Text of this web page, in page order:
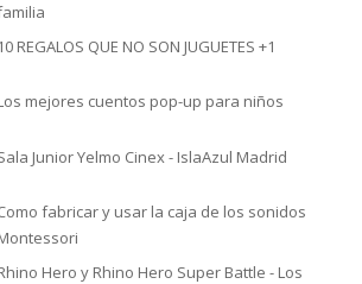
REGALOS QUE NO SON JUGUETES +1
mejores cuentos pop-up para niños
Junior Yelmo Cinex - IslaAzul Madrid
fabricar y usar la caja de los sonidos
Hero y Rhino Hero Super Battle - Los